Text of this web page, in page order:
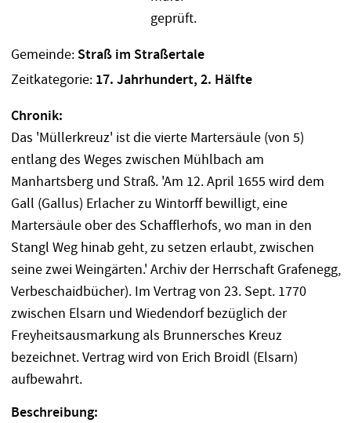
Gemeinde: Straß im Straßertale
Zeitkategorie: 17. Jahrhundert, 2. Hälfte
Chronik:
Das 'Müllerkreuz' ist die vierte Martersäule (von 5)
entlang des Weges zwischen Mühlbach am
Manhartsberg und Straß. 'Am 12. April 1655 wird dem
Gall (Gallus) Erlacher zu Wintorff bewilligt, eine
Martersäule ober des Schafflerhofs, wo man in den
Stangl Weg hinab geht, zu setzen erlaubt, zwischen
seine zwei Weingärten.' Archiv der Herrschaft Grafenegg,
Verbeschaidbücher). Im Vertrag von 23. Sept. 1770
zwischen Elsarn und Wiedendorf bezüglich der
Freyheitsausmarkung als Brunnersches Kreuz
bezeichnet. Vertrag wird von Erich Broidl (Elsarn)
aufbewahrt.
Beschreibung: